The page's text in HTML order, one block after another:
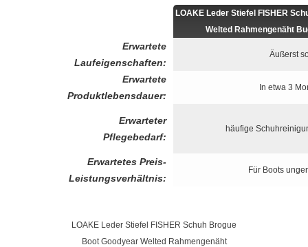
LOAKE Leder Stiefel FISHER
Welted Rahmengenäht
Erwartete
Laufeigenschaften:
Äußerst
Erwartete
Produktlebensdauer:
In etwa 3
Erwarteter
Pflegebedarf:
häufige
Erwartetes Preis-
Leistungsverhältnis:
Für Boots
LOAKE Leder Stiefel FISHER Schuh Brogue
Boot Goodyear Welted Rahmengenäht